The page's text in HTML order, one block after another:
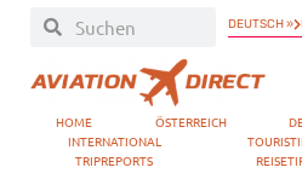
DEUTSCH »
HOME ÖSTERREICH
INTERNATIONAL
TRIPREPORTS